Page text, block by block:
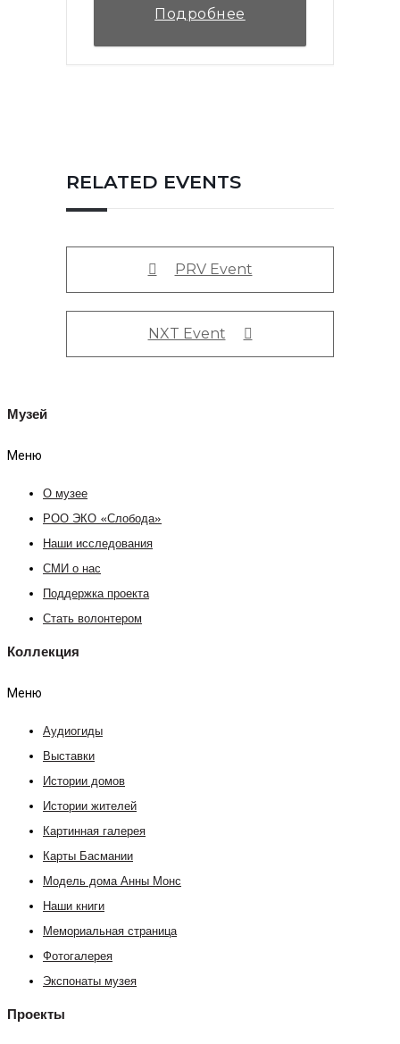
Подробнее
RELATED EVENTS
PRV Event
NXT Event
Музей
Меню
О музее
РОО ЭКО «Слобода»
Наши исследования
СМИ о нас
Поддержка проекта
Стать волонтером
Коллекция
Меню
Аудиогиды
Выставки
Истории домов
Истории жителей
Картинная галерея
Карты Басмании
Модель дома Анны Монс
Наши книги
Мемориальная страница
Фотогалерея
Экспонаты музея
Проекты